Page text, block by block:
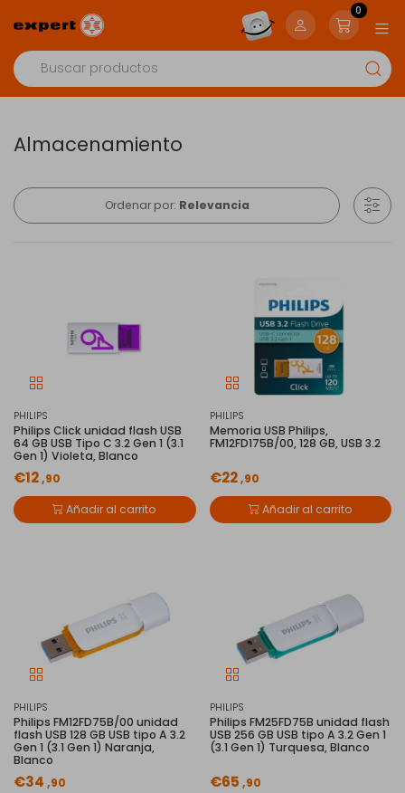
0
Almacenamiento
Ordenar por: Relevancia
PHILIPS
Philips Click unidad flash USB
64 GB USB Tipo C 3.2 Gen 1 (3.1
Gen 1) Violeta, Blanco
€12,90
Añadir al carrito
PHILIPS
Memoria USB Philips,
‎FM12FD175B/00, 128 GB, USB 3.2
€22,90
Añadir al carrito
PHILIPS
Philips FM12FD75B/00 unidad
flash USB 128 GB USB tipo A 3.2
Gen 1 (3.1 Gen 1) Naranja,
Blanco
€34 ,90
PHILIPS
Philips FM25FD75B unidad flash
USB 256 GB USB tipo A 3.2 Gen 1
(3.1 Gen 1) Turquesa, Blanco
€65 ,90